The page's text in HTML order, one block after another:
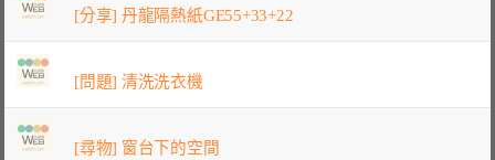
[分享] 丹龍隔熱紙GE55+33+22
[問題] 清洗洗衣機
[尋物] 窗台下的空間